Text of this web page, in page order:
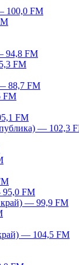
100,0 FM
94,8 FM
FM
88,7 FM
FM
FM
— 102,3
95,0 FM
— 99,9 FM
— 104,5 FM